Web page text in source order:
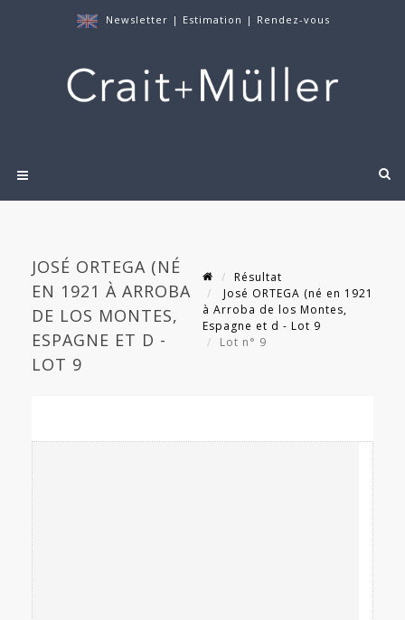
Newsletter | Estimation | Rendez-vous
JOSÉ ORTEGA (NÉ
EN 1921 À ARROBA
DE LOS MONTES,
ESPAGNE ET D -
LOT 9
Résultat
José ORTEGA (né en 1921
à Arroba de los Montes,
Espagne et d - Lot 9
Lot n° 9